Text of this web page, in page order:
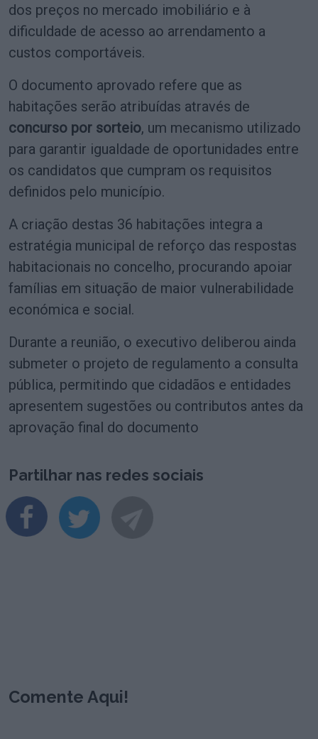
dos preços no mercado imobiliário e à
dificuldade de acesso ao arrendamento a
custos comportáveis.
O documento aprovado refere que as
habitações serão atribuídas através de
concurso por sorteio, um mecanismo utilizado
para garantir igualdade de oportunidades entre
os candidatos que cumpram os requisitos
definidos pelo município.
A criação destas 36 habitações integra a
estratégia municipal de reforço das respostas
habitacionais no concelho, procurando apoiar
famílias em situação de maior vulnerabilidade
económica e social.
Durante a reunião, o executivo deliberou ainda
submeter o projeto de regulamento a consulta
pública, permitindo que cidadãos e entidades
apresentem sugestões ou contributos antes da
aprovação final do documento
Partilhar nas redes sociais
Comente Aqui!